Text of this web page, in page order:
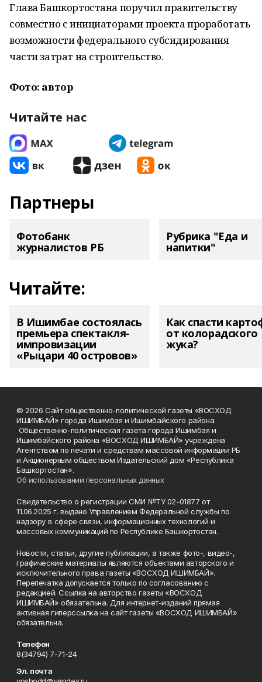
Глава Башкортостана поручил правительству
совместно с инициаторами проекта проработать
возможности федерального субсидирования
части затрат на строительство.
Фото: автор
Читайте нас
Партнеры
Фотобанк
журналистов РБ
Рубрика "Еда и
напитки"
Читайте:
В Ишимбае состоялась
премьера спектакля-
импровизации
«Рыцари 40 островов»
Как спасти
от колорадского
жука?
© 2026 Сайт общественно-политической газеты «ВОСХОД
ИШИМБАЙ» города Ишимбая и Ишимбайского района.
Общественно-политическая газета города Ишимбая и
Ишимбайского района «ВОСХОД ИШИМБАЙ» учреждена
Агентством по печати и средствам массовой информации РБ
и Акционерным обществом Издательский дом «Республика
Башкортостан».
Об использовании персональных данных
Свидетельство о регистрации СМИ №ТУ 02-01877 от
11.06.2025 г. выдано Управлением Федеральной службы по
надзору в сфере связи, информационных технологий и
массовых коммуникаций по Республике Башкортостан.
Новости, статьи, другие публикации, а также фото-, видео-,
графические материалы являются объектами авторского и
исключительного права газеты «ВОСХОД ИШИМБАЙ».
Перепечатка допускается только по согласованию с
редакцией. Ссылка на авторство газеты «ВОСХОД
ИШИМБАЙ» обязательна. Для интернет-изданий прямая
активная гиперссылка на сайт газеты «ВОСХОД ИШИМБАЙ»
обязательна.
Телефон
8(34794) 7-71-24
Эл. почта